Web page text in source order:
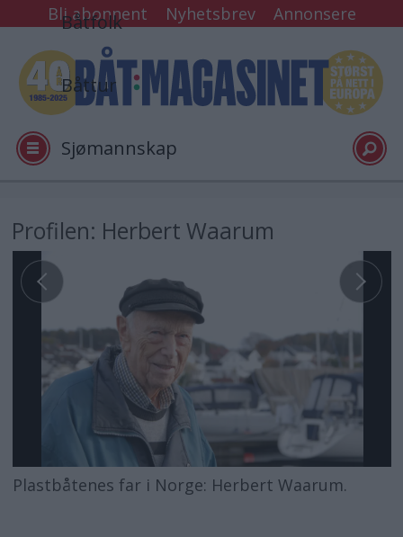
Bli abonnent Nyhetsbrev Annonsere
Båtfolk
Båttur
Sjømannskap
Arkiv
Video
Logg inn
Profilen: Herbert Waarum
Plastbåtenes far i Norge: Herbert Waarum.